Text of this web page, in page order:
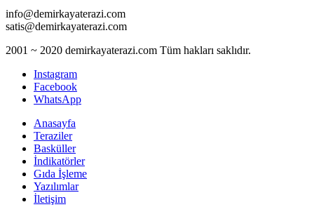
info@demirkayaterazi.com
satis@demirkayaterazi.com
2001 ~ 2020 demirkayaterazi.com Tüm hakları saklıdır.
Instagram
Facebook
WhatsApp
Anasayfa
Teraziler
Basküller
İndikatörler
Gıda İşleme
Yazılımlar
İletişim